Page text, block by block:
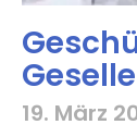
19. März